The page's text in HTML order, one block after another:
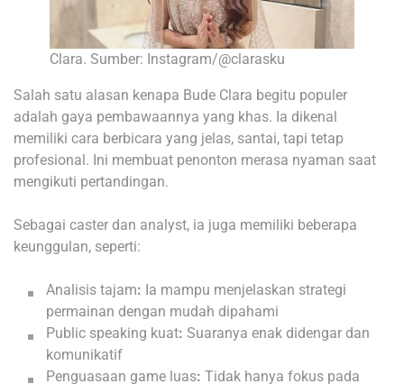
Clara. Sumber: Instagram/@clarasku
Salah satu alasan kenapa Bude Clara begitu populer
adalah gaya pembawaannya yang khas. Ia dikenal
memiliki cara berbicara yang jelas, santai, tapi tetap
profesional. Ini membuat penonton merasa nyaman saat
mengikuti pertandingan.
Sebagai caster dan analyst, ia juga memiliki beberapa
keunggulan, seperti:
Analisis tajam: Ia mampu menjelaskan strategi
permainan dengan mudah dipahami
Public speaking kuat: Suaranya enak didengar dan
komunikatif
Penguasaan game luas: Tidak hanya fokus pada